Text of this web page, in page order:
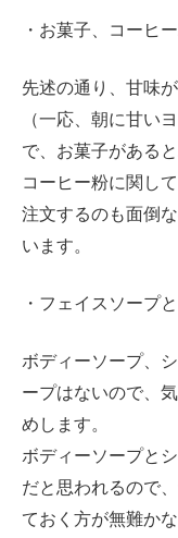
・お菓子、コーヒ
先述の通り、甘味
（一応、朝に甘い
で、お菓子がある
コーヒー粉に関し
注文するのも面倒
います。
・フェイスソープ
ボディーソープ、
ープはないので、
めします。
ボディーソープと
だと思われるので
ておく方が無難か